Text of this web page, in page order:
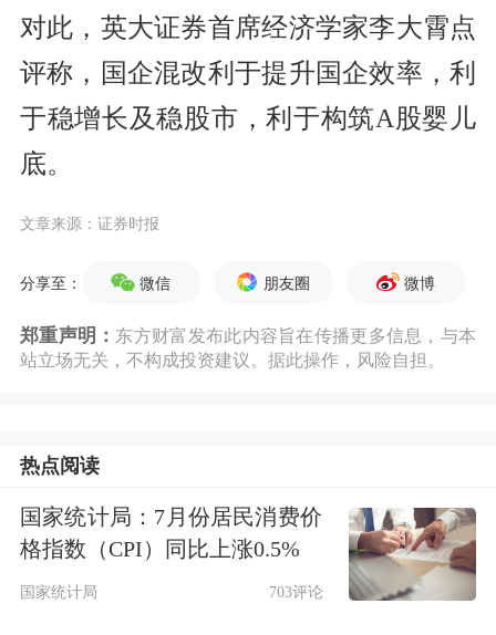
对此，英大证券首席经济学家李大霄点
评称，国企混改利于提升国企效率，利
于稳增长及稳股市，利于构筑A股婴儿
底。
文章来源：证券时报
分享至： 微信 朋友圈 微博
郑重声明： 东方财富发布此内容旨在传播更多信息，与本
站立场无关，不构成投资建议。据此操作，风险自担。
热点阅读
国家统计局：7月份居民消费价
格指数（CPI）同比上涨0.5%
国家统计局 703评论